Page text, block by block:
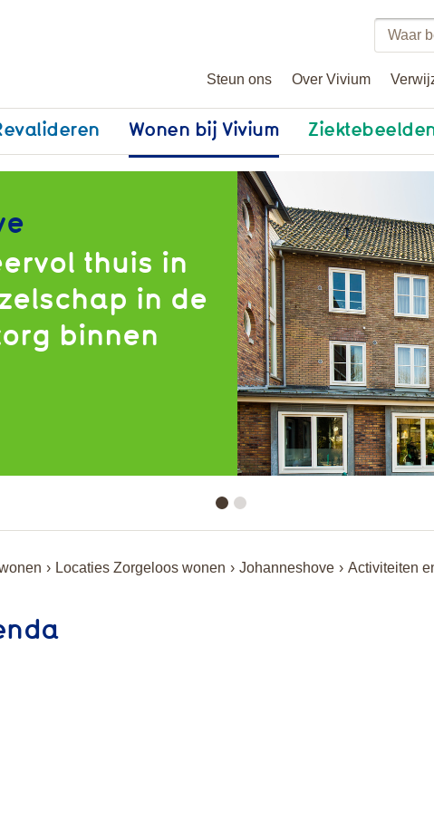
Wonen bij Vivium
Steun ons Over Vivium
thuis in
in de
binnen
Locaties Zorgeloos wonen Johanneshove Activiteiten